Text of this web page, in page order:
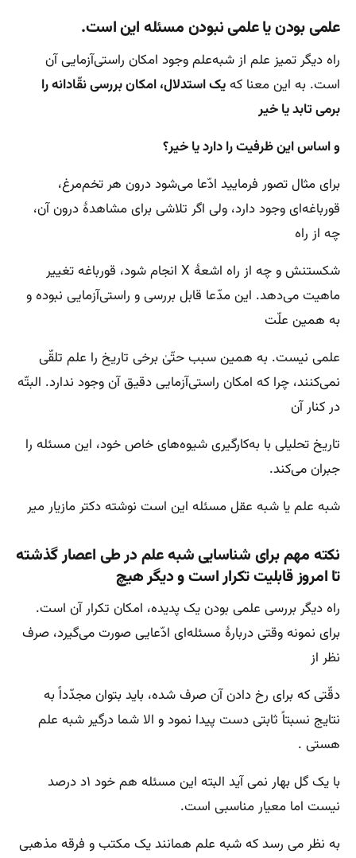
علمی بودن یا علمی نبودن مسئله این است.
راه دیگر تمیز علم از شبه‌علم وجود امکان راستی‌آزمایی آن
است. به این معنا کهیک استدلال، امکان بررسی نقّادانه را
برمی تابد یا خير
و اساس این ظرفیت را دارد یا خير؟
برای مثال تصور فرمایید ادّعا می‌شود درون هر تخم‌مرغ،
قورباغه‌ای وجود دارد، ولی اگر تلاشی برای مشاهدهٔ درون آن،
چه از راه
شکستنش و چه از راه اشعهٔ X انجام شود، قورباغه تغییر
ماهیت می‌دهد. این مدّعا قابل بررسی و راستی‌آزمایی نبوده و
به همین علّت
علمی نیست. به همین سبب حتّیٰ برخی تاریخ را علم تلقّی
نمی‌کنند، چرا که امکان راستی‌آزمایی دقیق آن وجود ندارد. البتّه
در کنار آن
تاریخ تحلیلی با به‌کارگیری شیوه‌های خاص خود، این مسئله را
جبران می‌کند.
شبه علم یا شبه عقل مسئله این است نوشته دکتر مازیار میر
نکته مهم برای شناسایی شبه علم در طی اعصار گذشته
تا امروز قابلیت تکرار است و دیگر هیچ
راه دیگر بررسی علمی بودن یک پدیده، امکان تکرار آن است.
برای نمونه وقتی دربارهٔ مسئله‌ای ادّعایی صورت می‌گیرد، صرف
نظر از
دقّتی که برای رخ دادن آن صرف شده، باید بتوان مجدّداً به
نتایج نسبتاً ثابتی دست پیدا نمود و الا شما درگیر شبه علم
هستی .
با یک گل بهار نمی آید البته این مسئله هم خود ۱د درصد
نیست اما معیار مناسبی است.
به نظر می رسد که شبه علم همانند یک مکتب و فرقه مذهبی